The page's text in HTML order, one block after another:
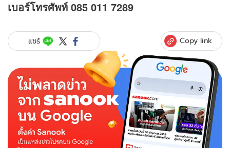
เบอร์โทรศัพท์ 085 011 7289
แชร์ Copy link